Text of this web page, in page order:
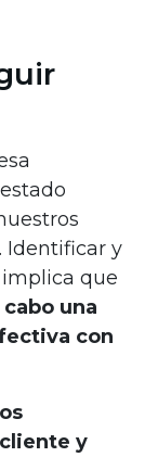
Identificar y
que
una
con
y